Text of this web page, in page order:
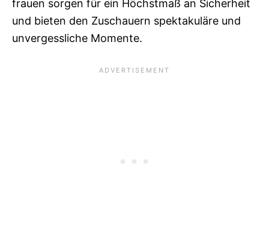
frauen sorgen für ein Höchstmaß an Sicherheit
und bieten den Zuschauern spektakuläre und
unvergessliche Momente.